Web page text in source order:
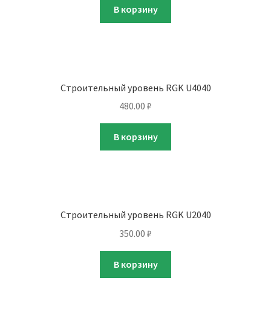
В корзину
Строительный уровень RGK U4040
480.00 ₽
В корзину
Строительный уровень RGK U2040
350.00 ₽
В корзину